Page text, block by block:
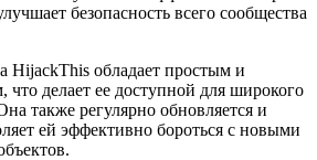
безопасность всего сообщества
HijackThis обладает простым и
делает ее доступной для широкого
также регулярно обновляется и
ей эффективно бороться с новыми